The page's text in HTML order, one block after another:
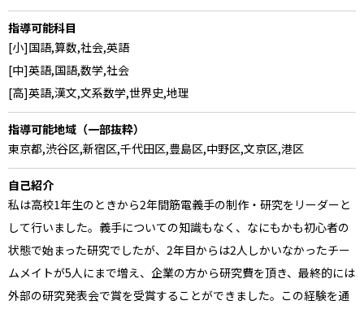
指導可能科目
[小]国語,算数,社会,英語
[中]英語,国語,数学,社会
[高]英語,漢文,文系数学,世界史,地理
指導可能地域（一部抜粋）
東京都,渋谷区,新宿区,千代田区,豊島区,中野区,文京区,港区
自己紹介
私は高校1年生のときから2年間筋電義手の制作・研究をリーダーと
して行いました。義手についての知識もなく、なにもかも初心者の
状態で始まった研究でしたが、2年目からは2人しかいなかったチー
ムメイトが5人にまで増え、企業の方から研究費を頂き、最終的には
外部の研究発表会で賞を受賞することができました。この経験を通